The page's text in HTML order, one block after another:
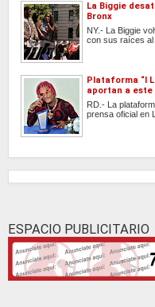
La Biggie
Bronx
NY.- La Biggie
con sus raíces al
Plataforma “I
aportan a este
RD.- La
prensa oficial en
ESPACIO PUBLICITARIO